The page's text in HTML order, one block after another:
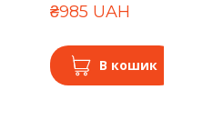
₴985 UAH
В кошик